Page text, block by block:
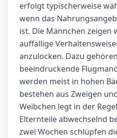
erfolgt typischerweise
wenn das
ist. Die Männchen zeigen
auffällige
anzulocken. Dazu
beeindruckende
werden meist in hohen
bestehen aus Zweigen
Weibchen legt in der
Elternteile abwechselnd
zwei Wochen schlüpfen